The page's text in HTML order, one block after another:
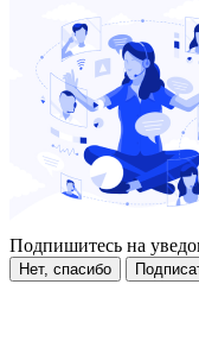
Подпишитесь на
Нет, спасибо